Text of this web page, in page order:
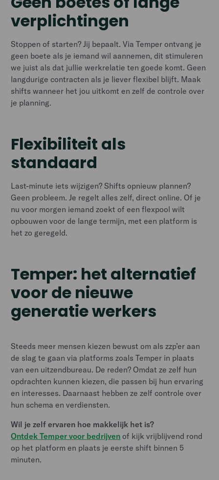
verplichtingen
Stoppen of starten? Jij bepaalt. Via Temper ontvang je
geen boete als je iemand wil aannemen, dit stimuleren
we juist als dat jullie werkrelatie ten goede komt. Geen
langdurige contracten als je liever flexibel blijft. Maak
shifts wanneer het jou uitkomt en zelf de controle over
je planning.
Flexibiliteit als
standaard
Last-minute iets wijzigen? Shifts opnieuw plannen?
Geen probleem. Je regelt alles zelf, direct online. Of je
nu voor morgen iemand zoekt of een flexpool wilt
opbouwen voor de lange termijn, met een platform is
het zo geregeld.
Temper: het alternatief
voor de nieuwe
generatie werkers
Steeds meer mensen kiezen bewust om als zzp’er aan
de slag te gaan via platforms zoals Temper in plaats
van een uitzendbureau. De reden? Omdat ze zelf hun
opdrachten kunnen kiezen, die passen bij hun ervaring
en interesses. Daarnaast hebben ze zelf controle over
hun schema en verdiensten.
Wil je zelf ervaren hoe makkelijk het is?
Ontdek Temper voor bedrijven of kijk vrijblijvend rond
op het platform en plaats je eerste shift binnen 5
minuten.